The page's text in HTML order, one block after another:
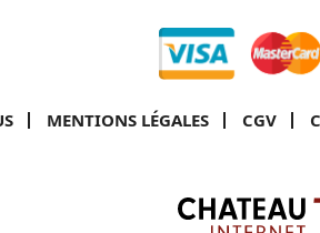
MENTIONS LÉGALES CGV